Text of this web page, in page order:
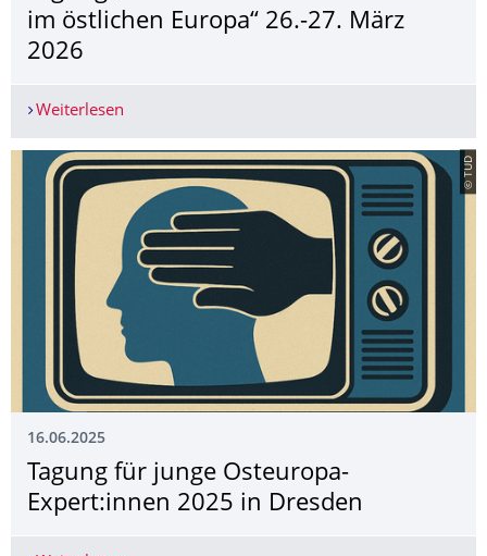
im östlichen Europa“ 26.-27. März
2026
Weiterlesen
© TUD
16.06.2025
Tagung für junge Osteuropa-
Expert:innen 2025 in Dresden